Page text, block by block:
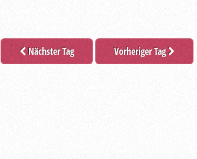
Nächster Tag Vorheriger Tag